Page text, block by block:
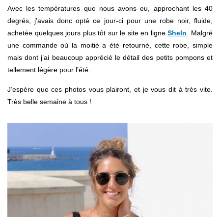
Avec les températures que nous avons eu, approchant les 40
degrés, j’avais donc opté ce jour-ci pour une robe noir, fluide,
achetée quelques jours plus tôt sur le site en ligneSheIn . Malgré
une commande où la moitié a été retourné, cette robe, simple
mais dont j’ai beaucoup apprécié le détail des petits pompons et
tellement légère pour l’été.
J’espère que ces photos vous plairont, et je vous dit à très vite.
Très belle semaine à tous !